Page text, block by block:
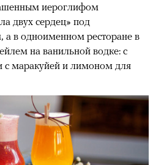
иероглифом
двух сердец» под
а в одноименном ресторане в
на ванильной водке: с
маракуйей и лимоном для